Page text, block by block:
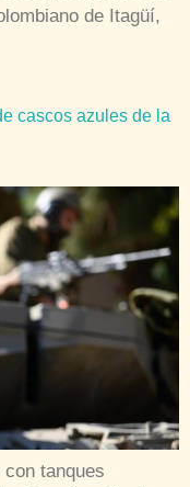
de Itagüí,
cascos azules de la
tanques